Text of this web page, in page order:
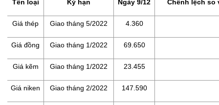
Tên loại Kỳ hạn Ngày 9/12 Chênh lệch
Giá thép Giao tháng 5/2022 4.360
Giá đồng Giao tháng 1/2022 69.650
Giá kẽm Giao tháng 1/2022 23.455
Giá niken Giao tháng 2/2022 147.590